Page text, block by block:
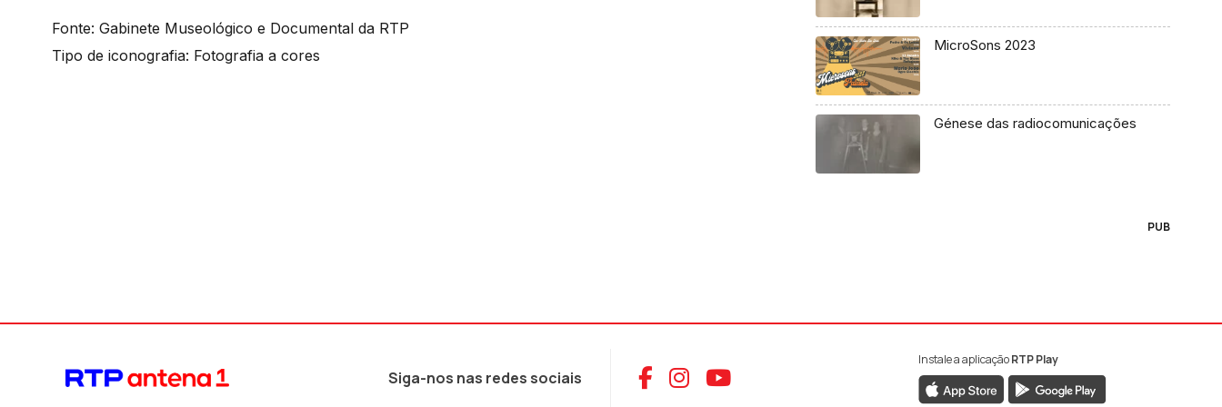
Fonte: Gabinete Museológico e Documental da RTP
Tipo de iconografia: Fotografia a cores
MicroSons 2023
Génese das radiocomunicações
PUB
Siga-nos nas redes sociais Aceder ao Facebook da RTP Antena 1
Aceder ao Instagram da RTP Antena 1
Aceder ao YouTube da RTP Antena 1
Instale a aplicaçãoRTP Play